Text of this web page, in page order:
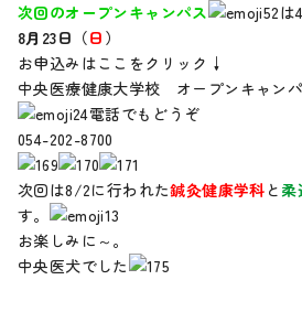
次回のオープンキャンパス
は
8月23日（日 ）
お申込みはここをクリック↓
中央医療健康大学校 オープンキャン
電話でもどうぞ
054-202-8700
次回は8/2に行われた鍼灸健康学科 と柔
す。
お楽しみに～。
中央医犬でした